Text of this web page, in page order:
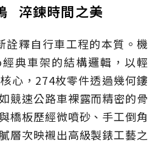
淬鍊時間之美
詮釋自行車工程的本質。機
典車架的結構邏輯，以輕
心，274枚零件透過幾何鏤
競速公路車裸露而精密的骨
橋板歷經微噴砂、手工倒角
層次映襯出高級製錶工藝之